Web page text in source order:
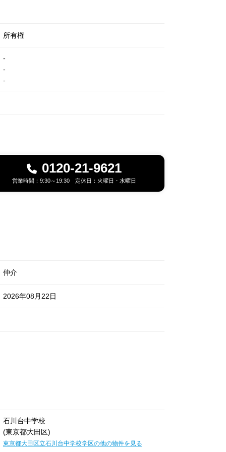
所有権
-
-
-
0120-21-9621
営業時間：9:30～19:30 定休日：火曜日・水曜日
仲介
2026年08月22日
石川台中学校
(東京都大田区)
東京都大田区立石川台中学校学区の他の物件を見る